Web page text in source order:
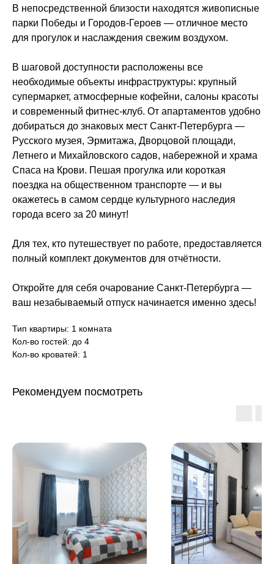
В непосредственной близости находятся живописные
парки Победы и Городов-Героев — отличное место
для прогулок и наслаждения свежим воздухом.
В шаговой доступности расположены все
необходимые объекты инфраструктуры: крупный
супермаркет, атмосферные кофейни, салоны красоты
и современный фитнес-клуб. От апартаментов удобно
добираться до знаковых мест Санкт-Петербурга —
Русского музея, Эрмитажа, Дворцовой площади,
Летнего и Михайловского садов, набережной и храма
Спаса на Крови. Пешая прогулка или короткая
поездка на общественном транспорте — и вы
окажетесь в самом сердце культурного наследия
города всего за 20 минут!
Для тех, кто путешествует по работе, предоставляется
полный комплект документов для отчётности.
Откройте для себя очарование Санкт-Петербурга —
ваш незабываемый отпуск начинается именно здесь!
Тип квартиры: 1 комната
Кол-во гостей: до 4
Кол-во кроватей: 1
Рекомендуем посмотреть